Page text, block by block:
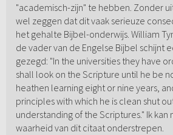
"academisch-zijn" te hebben. Zonder
wel zeggen dat dit vaak serieuze
het gehalte Bijbel-onderwijs. William
de vader van de Engelse Bijbel schijnt
gezegd: "In the universities they have
shall look on the Scripture until he be
heathen learning eight or nine years,
principles with which he is clean shut
understanding of the Scriptures." Ik kan
waarheid van dit citaat onderstrepen.